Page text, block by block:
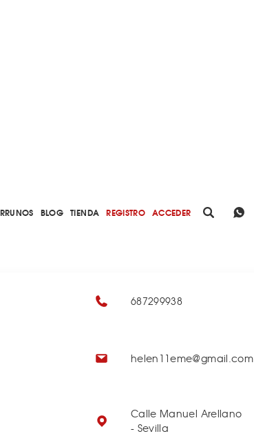
BLOG TIENDA REGISTRO ACCEDER
687299938
helen11eme@gmail.com
Calle Manuel Arellano
- Sevilla